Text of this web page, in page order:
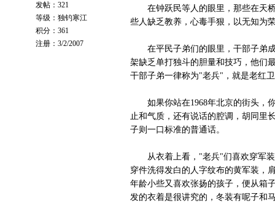
发帖：321
等级：独钓寒江
积分：361
注册：3/2/2007
在钟跃民等人的眼里，那些在天桥
些人缺乏教养，心毒手狠，以无知为
在平民子弟们的眼里，干部子弟成
架缺乏单打独斗的胆量和技巧，他们
干部子弟一律称为"老兵"，就是老红
如果你站在1968年北京的街头，你
止和气质，还有说话的腔调，胡同里
子则一口标准的普通话。
从衣着上看，"老兵"们喜欢穿军装
穿件洗得发白的人字纹布的黄军装，
年龄小些又喜欢张扬的孩子，便从箱
发的衣着是很讲究的，冬装有呢子和